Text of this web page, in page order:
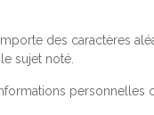
des caractères
sujet noté.